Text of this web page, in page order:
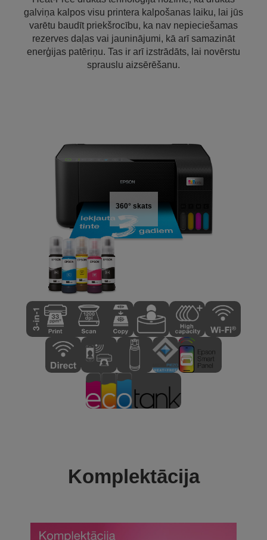
galviņa kalpos visu printera kalpošanas laiku, lai jūs
varētu baudīt priekšrocību, ka nav nepieciešamas
rezerves daļas vai jauninājumi, kā arī samazināt
enerģijas patēriņu. Tas ir arī izstrādāts, lai novērstu
sprauslu aizsērēšanu.
360° skats
Komplektācija